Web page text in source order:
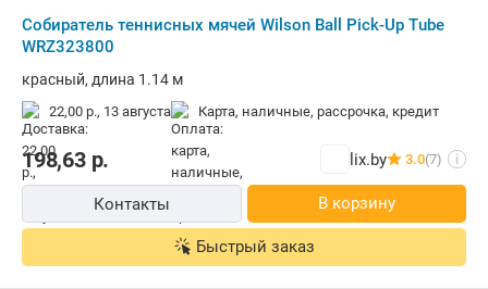
Собиратель теннисных мячей Wilson Ball Pick-Up Tube
WRZ323800
красный, длина 1.14 м
22,00 р., 13 августа карта, наличные, рассрочка, кредит
198,63р. lix.by 3.0(7) i
Контакты В корзину
Быстрый заказ